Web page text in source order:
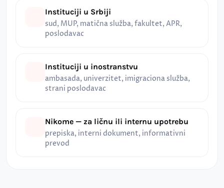
Instituciji u Srbiji
sud, MUP, matična služba, fakultet, APR,
poslodavac
Instituciji u inostranstvu
ambasada, univerzitet, imigraciona služba,
strani poslodavac
Nikome — za ličnu ili internu upotrebu
prepiska, interni dokument, informativni
prevod